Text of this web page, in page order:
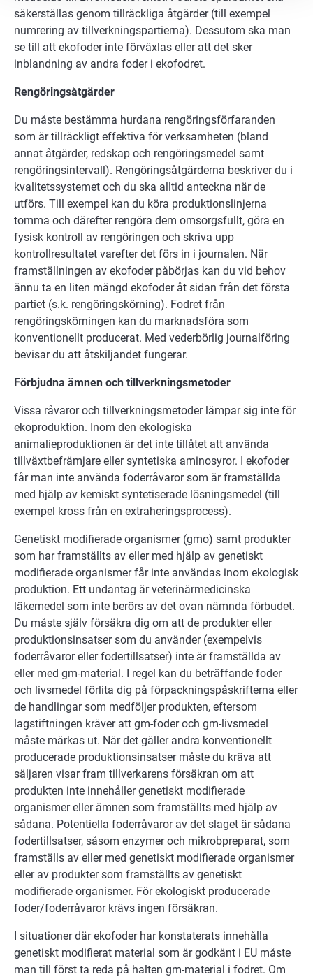
säkerställas genom tillräckliga åtgärder (till exempel
numrering av tillverkningspartierna). Dessutom ska man
se till att ekofoder inte förväxlas eller att det sker
inblandning av andra foder i ekofodret.
Rengöringsåtgärder
Du måste bestämma hurdana rengöringsförfaranden
som är tillräckligt effektiva för verksamheten (bland
annat åtgärder, redskap och rengöringsmedel samt
rengöringsintervall). Rengöringsåtgärderna beskriver du i
kvalitetssystemet och du ska alltid anteckna när de
utförs. Till exempel kan du köra produktionslinjerna
tomma och därefter rengöra dem omsorgsfullt, göra en
fysisk kontroll av rengöringen och skriva upp
kontrollresultatet varefter det förs in i journalen. När
framställningen av ekofoder påbörjas kan du vid behov
ännu ta en liten mängd ekofoder åt sidan från det första
partiet (s.k. rengöringskörning). Fodret från
rengöringskörningen kan du marknadsföra som
konventionellt producerat. Med vederbörlig journalföring
bevisar du att åtskiljandet fungerar.
Förbjudna ämnen och tillverkningsmetoder
Vissa råvaror och tillverkningsmetoder lämpar sig inte för
ekoproduktion. Inom den ekologiska
animalieproduktionen är det inte tillåtet att använda
tillväxtbefrämjare eller syntetiska aminosyror. I ekofoder
får man inte använda foderråvaror som är framställda
med hjälp av kemiskt syntetiserade lösningsmedel (till
exempel kross från en extraheringsprocess).
Genetiskt modifierade organismer (gmo) samt produkter
som har framställts av eller med hjälp av genetiskt
modifierade organismer får inte användas inom ekologisk
produktion. Ett undantag är veterinärmedicinska
läkemedel som inte berörs av det ovan nämnda förbudet.
Du måste själv försäkra dig om att de produkter eller
produktionsinsatser som du använder (exempelvis
foderråvaror eller fodertillsatser) inte är framställda av
eller med gm-material. I regel kan du beträffande foder
och livsmedel förlita dig på förpackningspåskrifterna eller
de handlingar som medföljer produkten, eftersom
lagstiftningen kräver att gm-foder och gm-livsmedel
måste märkas ut. När det gäller andra konventionellt
producerade produktionsinsatser måste du kräva att
säljaren visar fram tillverkarens försäkran om att
produkten inte innehåller genetiskt modifierade
organismer eller ämnen som framställts med hjälp av
sådana. Potentiella foderråvaror av det slaget är sådana
fodertillsatser, såsom enzymer och mikrobpreparat, som
framställs av eller med genetiskt modifierade organismer
eller av produkter som framställts av genetiskt
modifierade organismer. För ekologiskt producerade
foder/foderråvaror krävs ingen försäkran.
I situationer där ekofoder har konstaterats innehålla
genetiskt modifierat material som är godkänt i EU måste
man till först ta reda på halten gm-material i fodret. Om